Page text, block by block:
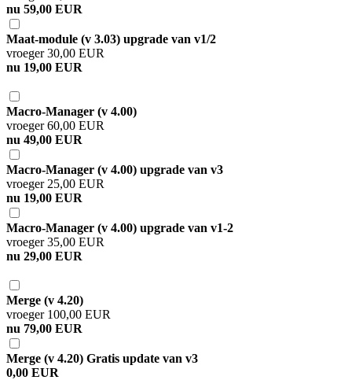
nu 59,00 EUR
Maat-module (v 3.03) upgrade van v1/2
vroeger 30,00 EUR
nu 19,00 EUR
Macro-Manager (v 4.00)
vroeger 60,00 EUR
nu 49,00 EUR
Macro-Manager (v 4.00) upgrade van v3
vroeger 25,00 EUR
nu 19,00 EUR
Macro-Manager (v 4.00) upgrade van v1-2
vroeger 35,00 EUR
nu 29,00 EUR
Merge (v 4.20)
vroeger 100,00 EUR
nu 79,00 EUR
Merge (v 4.20) Gratis update van v3
0,00 EUR